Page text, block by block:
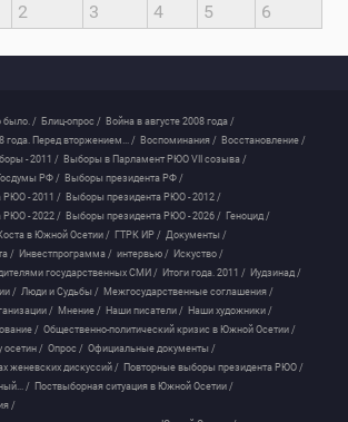
2 3 4 5 6
было. / Блиц-опрос / Война в августе 2008 года /
года. Перед вторжением... / Воспоминания / Восстановление /
- 2011 / Выборы в Парламент РЮО VII созыва /
РФ / Выборы президента РФ /
РЮО - 2011 / Выборы президента РЮО - 2012 /
РЮО - 2022 / Выборы президента РЮО - 2026 / Геноцид /
в Южной Осетии / ГТРК ИР / Документы /
/ Инвестпрограмма / интервью / Искуство /
государственных СМИ / Итоги года. 2011 / Иудзинад /
/ Люди и Судьбы / Межгосударственные соглашения /
/ Мнение / Наши писатели / Наши художники /
/ Общественно-политический кризис в Южной Осетии /
осетин / Опрос / Официальные документы /
женевских дискуссий / Повторные выборы президента РЮО /
/ Поствыборная ситуация в Южной Осетии /
/